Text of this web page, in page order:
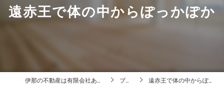
遠赤王で体の中からぽっかぽか
ブログ 遠赤王で体の中からぽっかぽか